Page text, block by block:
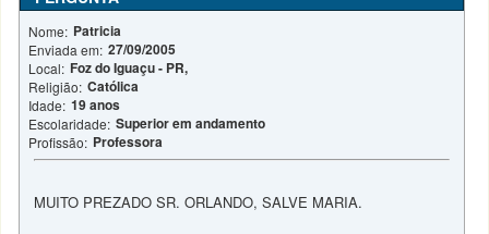
Nome: Patricia
Enviada em: 27/09/2005
Local: Foz do Iguaçu - PR,
Religião: Católica
Idade: 19 anos
Escolaridade: Superior em andamento
Profissão: Professora
MUITO PREZADO SR. ORLANDO, SALVE MARIA.